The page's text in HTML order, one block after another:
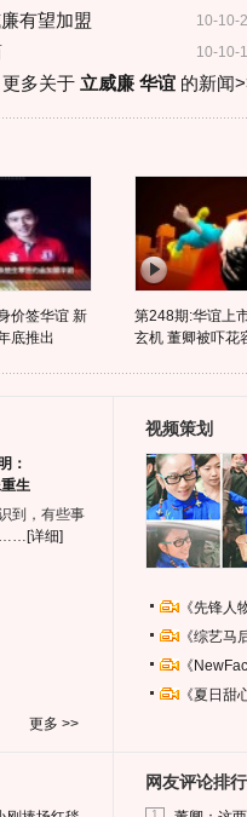
10-10-
有望加盟
10-10-
更多关于 立威廉 华谊的新闻
价签华谊 新
底推出
第248期:华谊上
玄机 董卿被吓花
：
生
到，有些事
…… [详细]
更多 >>
视频策划
《先锋
《综艺
《
《夏日
网友评论排行
1